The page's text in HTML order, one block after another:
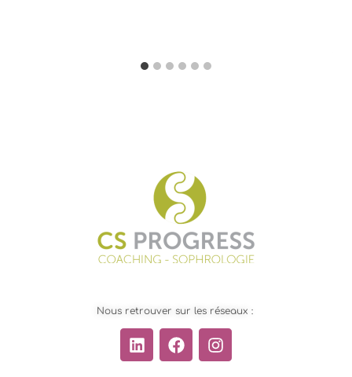
Nous retrouver sur les réseaux :